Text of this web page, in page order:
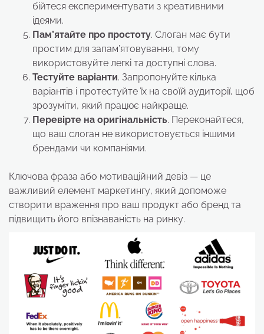
бійтеся експериментувати з креативними
ідеями.
Пам’ятайте про простоту. Слоган має бути
простим для запам’ятовування, тому
використовуйте легкі та доступні слова.
Тестуйте варіанти. Запропонуйте кілька
варіантів і протестуйте їх на своїй аудиторії, щоб
зрозуміти, який працює найкраще.
Перевірте на оригінальність. Переконайтеся,
що ваш слоган не використовується іншими
брендами чи компаніями.
Ключова фраза або мотиваційний девіз — це
важливий елемент маркетингу, який допоможе
створити враження про ваш продукт або бренд та
підвищить його впізнаваність на ринку.